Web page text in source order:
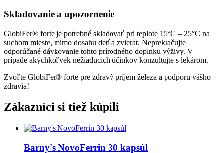
Skladovanie a upozornenie
GlobiFer® forte je potrebné skladovať pri teplote 15°C – 25°C na
suchom mieste, mimo dosahu detí a zvierat. Neprekračujte
odporúčané dávkovanie tohto prírodného doplnku výživy. V
prípade akýchkoľvek nežiaducich účinkov konzultujte s lekárom.
Zvoľte GlobiFer® forte pre zdravý príjem železa a podporu vášho
zdravia!
Zákazníci si tiež kúpili
Barny's NovoFerrin 30 kapsúl